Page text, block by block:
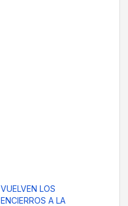
VUELVEN LOS
ENCIERROS A LA